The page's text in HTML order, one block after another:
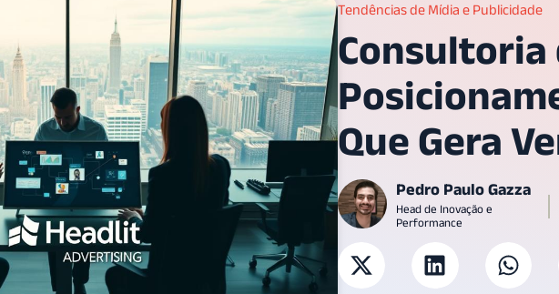
Tendências de Mídia e Publicidade
Consultoria
Que Gera
Pedro Paulo Gazza
Head de Inovação e
Performance